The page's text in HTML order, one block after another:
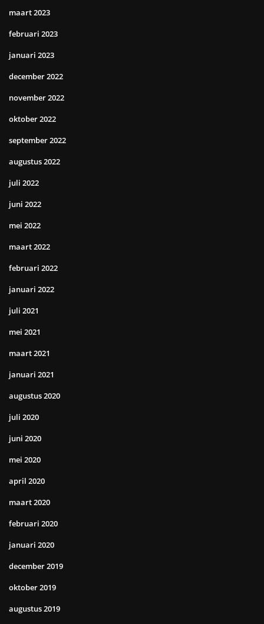
maart 2023
februari 2023
januari 2023
december 2022
november 2022
oktober 2022
september 2022
augustus 2022
juli 2022
juni 2022
mei 2022
maart 2022
februari 2022
januari 2022
juli 2021
mei 2021
maart 2021
januari 2021
augustus 2020
juli 2020
juni 2020
mei 2020
april 2020
maart 2020
februari 2020
januari 2020
december 2019
oktober 2019
augustus 2019